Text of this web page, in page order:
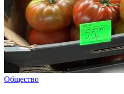
Общество